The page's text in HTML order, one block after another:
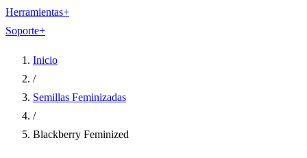
Herramientas+
Soporte+
Inicio
/
Semillas Feminizadas
/
Blackberry Feminized